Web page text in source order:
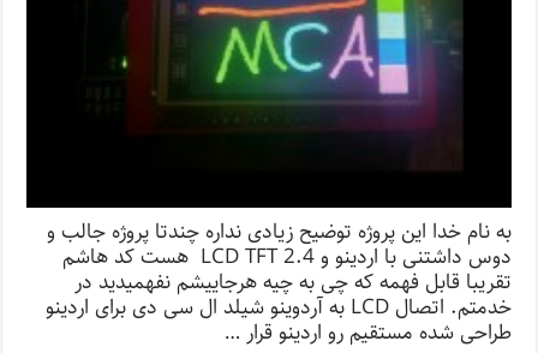
به نام خدا این پروژه توضیح زیادی نداره چندتا پروژه جالب و
دوس داشتنی با اردینو و LCD TFT 2.4 هست کد هاشم
تقریبا قابل فهمه که چی به چیه هرجاییشم نفهمیدید در
خدمتم. اتصال LCD به آردوینو شیلد ال سی دی برای اردینو
طراحی شده مستقیم رو اردینو قرار …